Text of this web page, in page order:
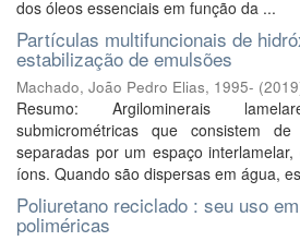
dos óleos essenciais em função da ...
Partículas multifuncionais de
estabilização de emulsões
Machado, João Pedro Elias, 1995- (2019
Resumo: Argilominerais
submicrométricas que consistem
separadas por um espaço
íons. Quando são dispersas em água,
Poliuretano reciclado : seu uso
poliméricas